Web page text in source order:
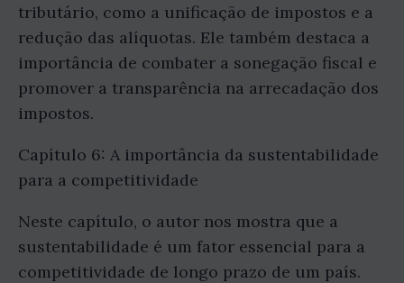
tributário, como a unificação de impostos e a
redução das alíquotas. Ele também destaca a
importância de combater a sonegação fiscal e
promover a transparência na arrecadação dos
impostos.
Capítulo 6: A importância da sustentabilidade
para a competitividade
Neste capítulo, o autor nos mostra que a
sustentabilidade é um fator essencial para a
competitividade de longo prazo de um país.